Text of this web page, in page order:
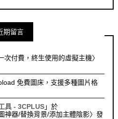
期留言
次付費，終生使用的虛擬主機〉
免費圖床，支援多種圖片格
具 - 3CPLUS」於
神器/替換背景/添加主體陰影〉發